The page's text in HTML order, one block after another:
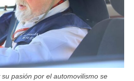
pasión por el automovilismo se